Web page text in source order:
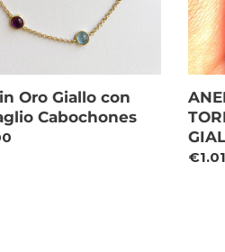
Oro Giallo con
Cabochones